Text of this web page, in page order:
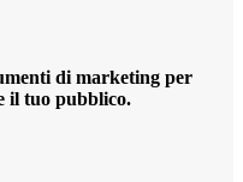
di marketing per
il tuo pubblico.